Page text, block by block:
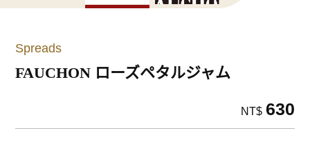
Spreads
FAUCHON ローズペタルジャム
NT$ 630